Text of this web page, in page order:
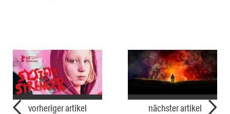
vorheriger artikel nächster artikel